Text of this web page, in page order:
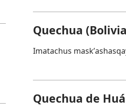
Quechua
Imatachus
Quechua de